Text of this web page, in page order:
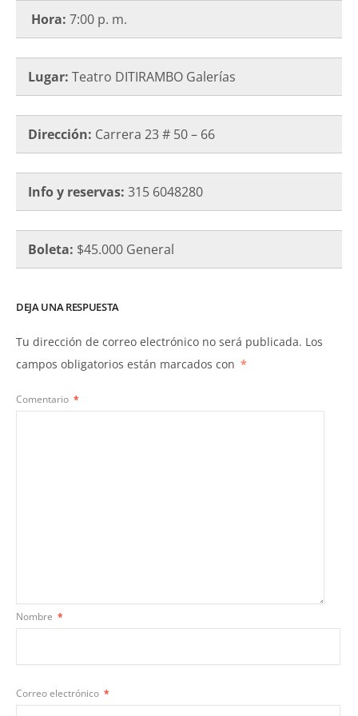
Hora: 7:00 p. m.
Lugar: Teatro DITIRAMBO Galerías
Dirección: Carrera 23 # 50 – 66
Info y reservas: 315 6048280
Boleta: $45.000 General
DEJA UNA RESPUESTA
Tu dirección de correo electrónico no será publicada. Los
campos obligatorios están marcados con *
Comentario *
Nombre *
Correo electrónico *